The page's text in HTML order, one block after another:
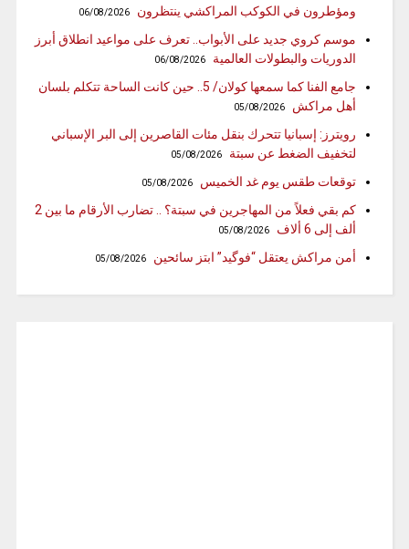
ومؤطرون في الكوكب المراكشي ينتظرون
06/08/2026
موسم كروي جديد على الأبواب.. تعرف على مواعيد انطلاق أبرز
الدوريات والبطولات العالمية
06/08/2026
جامع الفنا كما سمعها كولان/ 5.. حين كانت الساحة تتكلم بلسان
أهل مراكش
05/08/2026
رويترز: إسبانيا تتحرك بنقل مئات القاصرين إلى البر الإسباني
لتخفيف الضغط عن سبتة
05/08/2026
توقعات طقس يوم غد الخميس 05/08/2026
كم بقي فعلاً من المهاجرين في سبتة؟ .. تضارب الأرقام ما بين 2
ألف إلى 6 ألاف
05/08/2026
أمن مراكش يعتقل “فوگيد” ابتز سائحين 05/08/2026